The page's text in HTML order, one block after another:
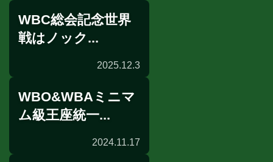
海外試合結果
海外前日計量
WBC総会記念世界
戦はノック...
2025.12.3
WBO&WBAミニマ
ム級王座統一...
2024.11.17